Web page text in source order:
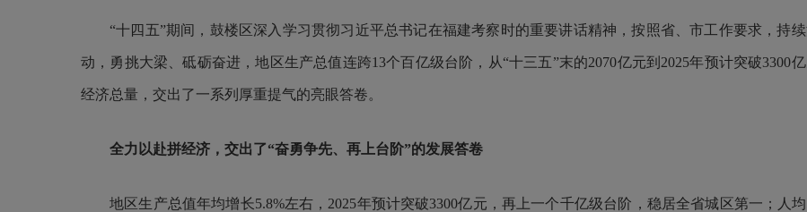
“十四五”期间，鼓楼区深入学习贯彻习近平总书记在福建考察时的重要讲话精神，按照省、市工作要求，持
动，勇挑大梁、砥砺奋进，地区生产总值连跨13个百亿级台阶，从“十三五”末的2070亿元到2025年预计突破3300
经济总量，交出了一系列厚重提气的亮眼答卷。
全力以赴拼经济，交出了“奋勇争先、再上台阶”的发展答卷
地区生产总值年均增长5.8%左右，2025年预计突破3300亿元，再上一个千亿级台阶，稳居全省城区第一；人